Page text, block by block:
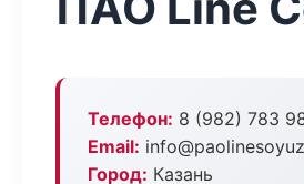
Телефон: 8 (982) 783
Email:
Город: Казань